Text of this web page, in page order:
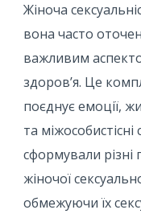
Жіноча
вона часто
важливим
здоров’я. Це
поєднує емоції,
та міжособистісні
сформували різні
жіночої
обмежуючи їх